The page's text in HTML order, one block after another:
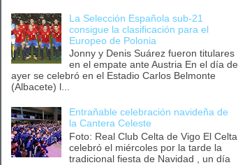
La Selección Española sub-21
consigue la clasificación para el
Europeo de Polonia
Jonny y Denis Suárez fueron titulares
en el empate ante Austria En el día de
ayer se celebró en el Estadio Carlos Belmonte
(Albacete) l...
Entrañable celebración navideña de
la Cantera Celeste
Foto: Real Club Celta de Vigo El Celta
celebró el miércoles por la tarde la
tradicional fiesta de Navidad , un día